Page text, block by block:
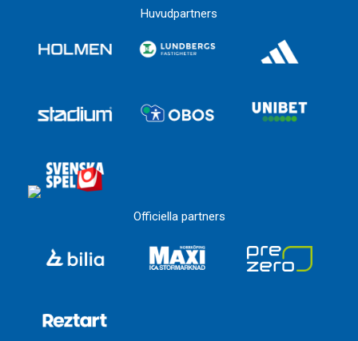
Huvudpartners
Officiella partners